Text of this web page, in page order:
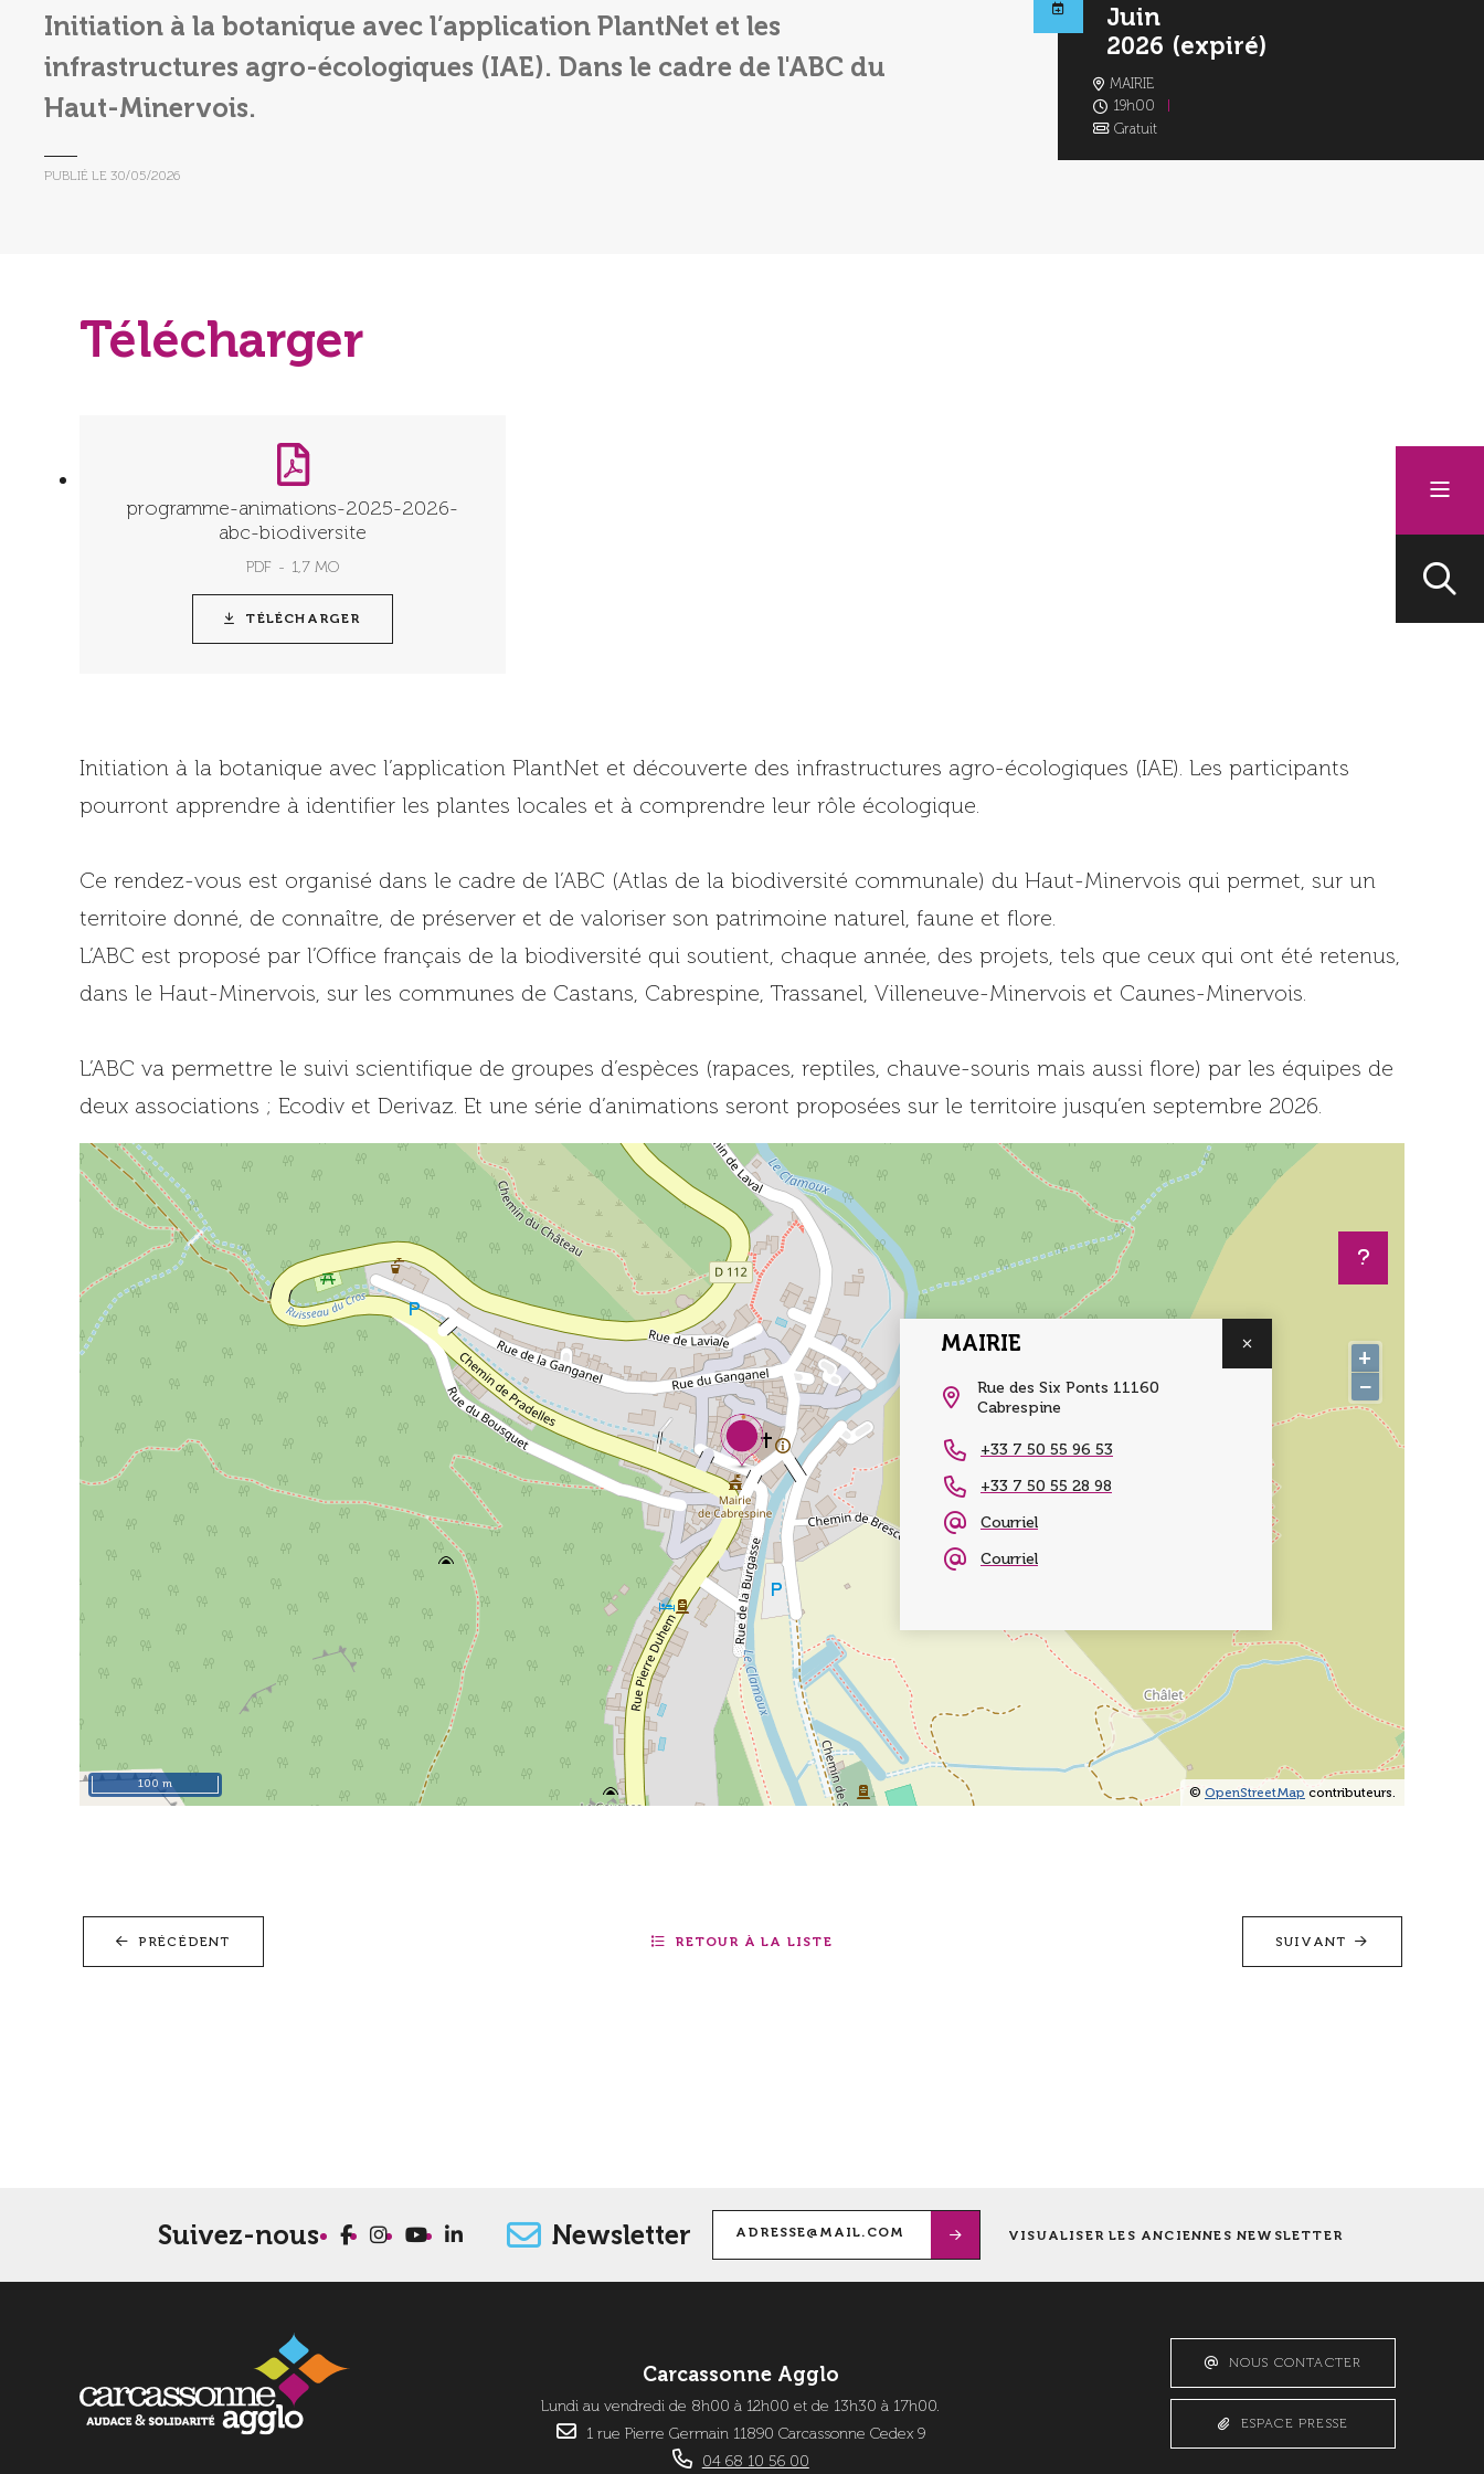
Initiation à la botanique avec l’application PlantNet et les
infrastructures agro-écologiques (IAE). Dans le cadre de l'ABC du
Haut-Minervois.
PUBLIÉ LE 30/05/2026
Juin
2026 (expiré)
MAIRIE
19h00
Gratuit
Télécharger
programme-animations-2025-2026-
abc-biodiversite
PDF 1,7 MO
TÉLÉCHARGER
Initiation à la botanique avec l’application PlantNet et découverte des infrastructures agro-écologiques (IAE). Les participants
pourront apprendre à identifier les plantes locales et à comprendre leur rôle écologique.
Ce rendez-vous est organisé dans le cadre de l’ABC (Atlas de la biodiversité communale) du Haut-Minervois qui permet, sur un
territoire donné, de connaître, de préserver et de valoriser son patrimoine naturel, faune et flore.
L’ABC est proposé par l’Office français de la biodiversité qui soutient, chaque année, des projets, tels que ceux qui ont été retenus,
dans le Haut-Minervois, sur les communes de Castans, Cabrespine, Trassanel, Villeneuve-Minervois et Caunes-Minervois.
L’ABC va permettre le suivi scientifique de groupes d’espèces (rapaces, reptiles, chauve-souris mais aussi flore) par les équipes de
deux associations ; Ecodiv et Derivaz. Et une série d’animations seront proposées sur le territoire jusqu’en septembre 2026.
+
−
© OpenStreetMap contributeurs.
100 m
MAIRIE
Rue des Six Ponts 11160
Cabrespine
+33 7 50 55 96 53
+33 7 50 55 28 98
Courriel
Courriel
PRÉCÉDENT RETOUR À LA LISTE SUIVANT
Suivez-nous Newsletter VISUALISER LES ANCIENNES NEWSLETTER
Carcassonne Agglo
Lundi au vendredi de 8h00 à 12h00 et de 13h30 à 17h00.
1 rue Pierre Germain 11890 Carcassonne Cedex 9
04 68 10 56 00
NOUS CONTACTER
ESPACE PRESSE